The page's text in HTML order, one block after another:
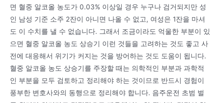
면 혈중 알코올 농도가 0.03% 이상일 경우 누구나 검거되지만 성
인 남성 기준 소주 2잔이 아니면 나올 수 없고, 여성은 1잔을 마셔
도 이 수치를 낼 수 없습니다. 그래서 조금이라도 억울한 부분이 있
으면 혈중 알코올 농도 상승기 이런 것들을 고려하는 것도 좋고 사
전에 대응해서 위기가 커지는 것을 방어하는 것도 도움이 됩니다.
혈중 알코올 농도 상승기를 주장할 때는 의학적인 부분과 과학적
인 부분을 모두 검토하고 정리해야 하는 것이므로 반드시 경험이
풍부한 변호사와의 동행으로 정리해야 합니다. 음주운전 초범 벌